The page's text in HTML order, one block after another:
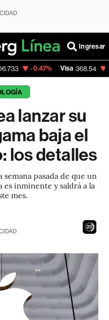
Ingresar
Visa 368.54 -0.28%
lanzar su
baja el
los detalles
pasada de que un
es inminente y saldrá a la
mes.
22